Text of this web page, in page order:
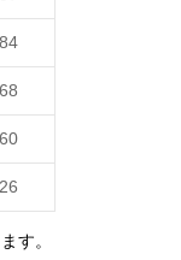
84
68
60
26
す。